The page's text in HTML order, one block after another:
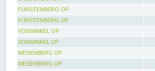
FÜRSTENBERG OP
FÜRSTENBERG UP
VOßWINKEL OP
VOßWINKEL UP
WESENBERG OP
WESENBERG UP